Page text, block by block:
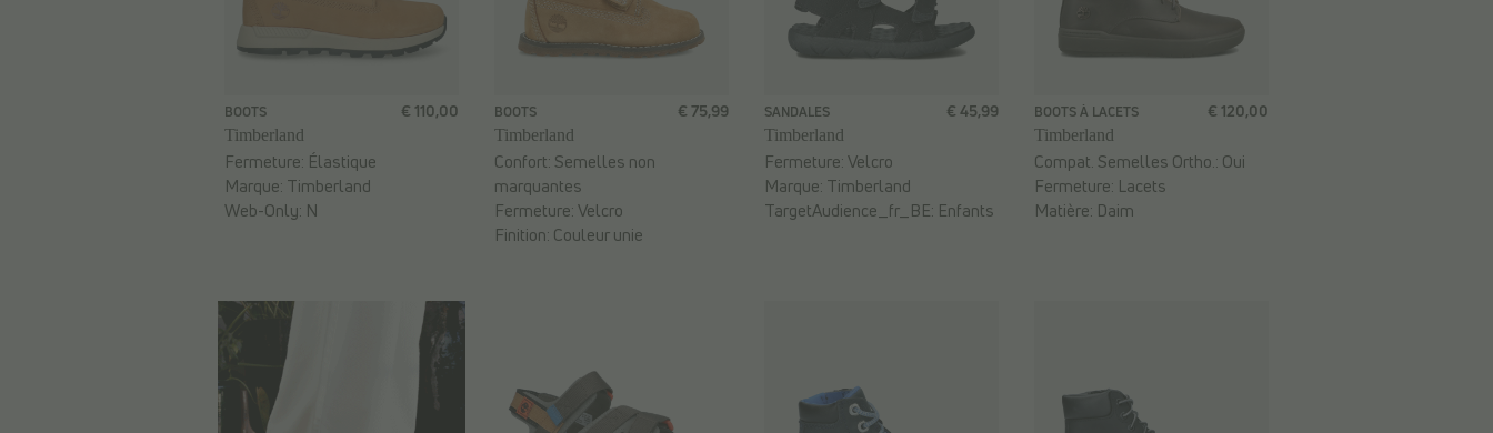
BOOTS
Timberland
€ 110,00
Fermeture: Élastique
Marque: Timberland
Web-Only: N
BOOTS
Timberland
€ 75,99
Confort: Semelles non
marquantes
Fermeture:Velcro
Finition: Couleur unie
SANDALES
Timberland
€ 45,99
Fermeture:Velcro
Marque: Timberland
TargetAudience_fr_BE: Enfants
BOOTS À LACETS
Timberland
€ 120,00
Compat. Semelles Ortho.: Oui
Fermeture: Lacets
Matière: Daim